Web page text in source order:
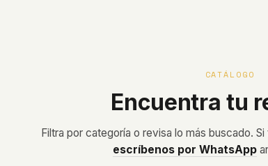
CATÁLOGO
Encuentra tu
Filtra por categoría o revisa lo más buscado.
escríbenos por WhatsApp